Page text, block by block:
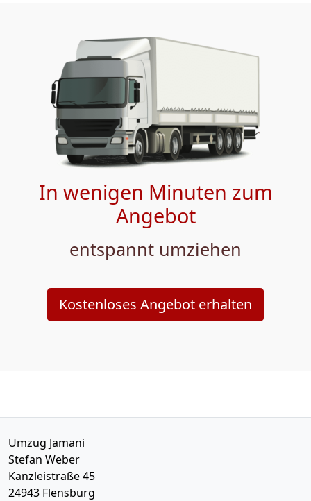
In wenigen Minuten zum
Angebot
entspannt umziehen
Kostenloses Angebot erhalten
Umzug Jamani
Stefan Weber
Kanzleistraße 45
24943 Flensburg